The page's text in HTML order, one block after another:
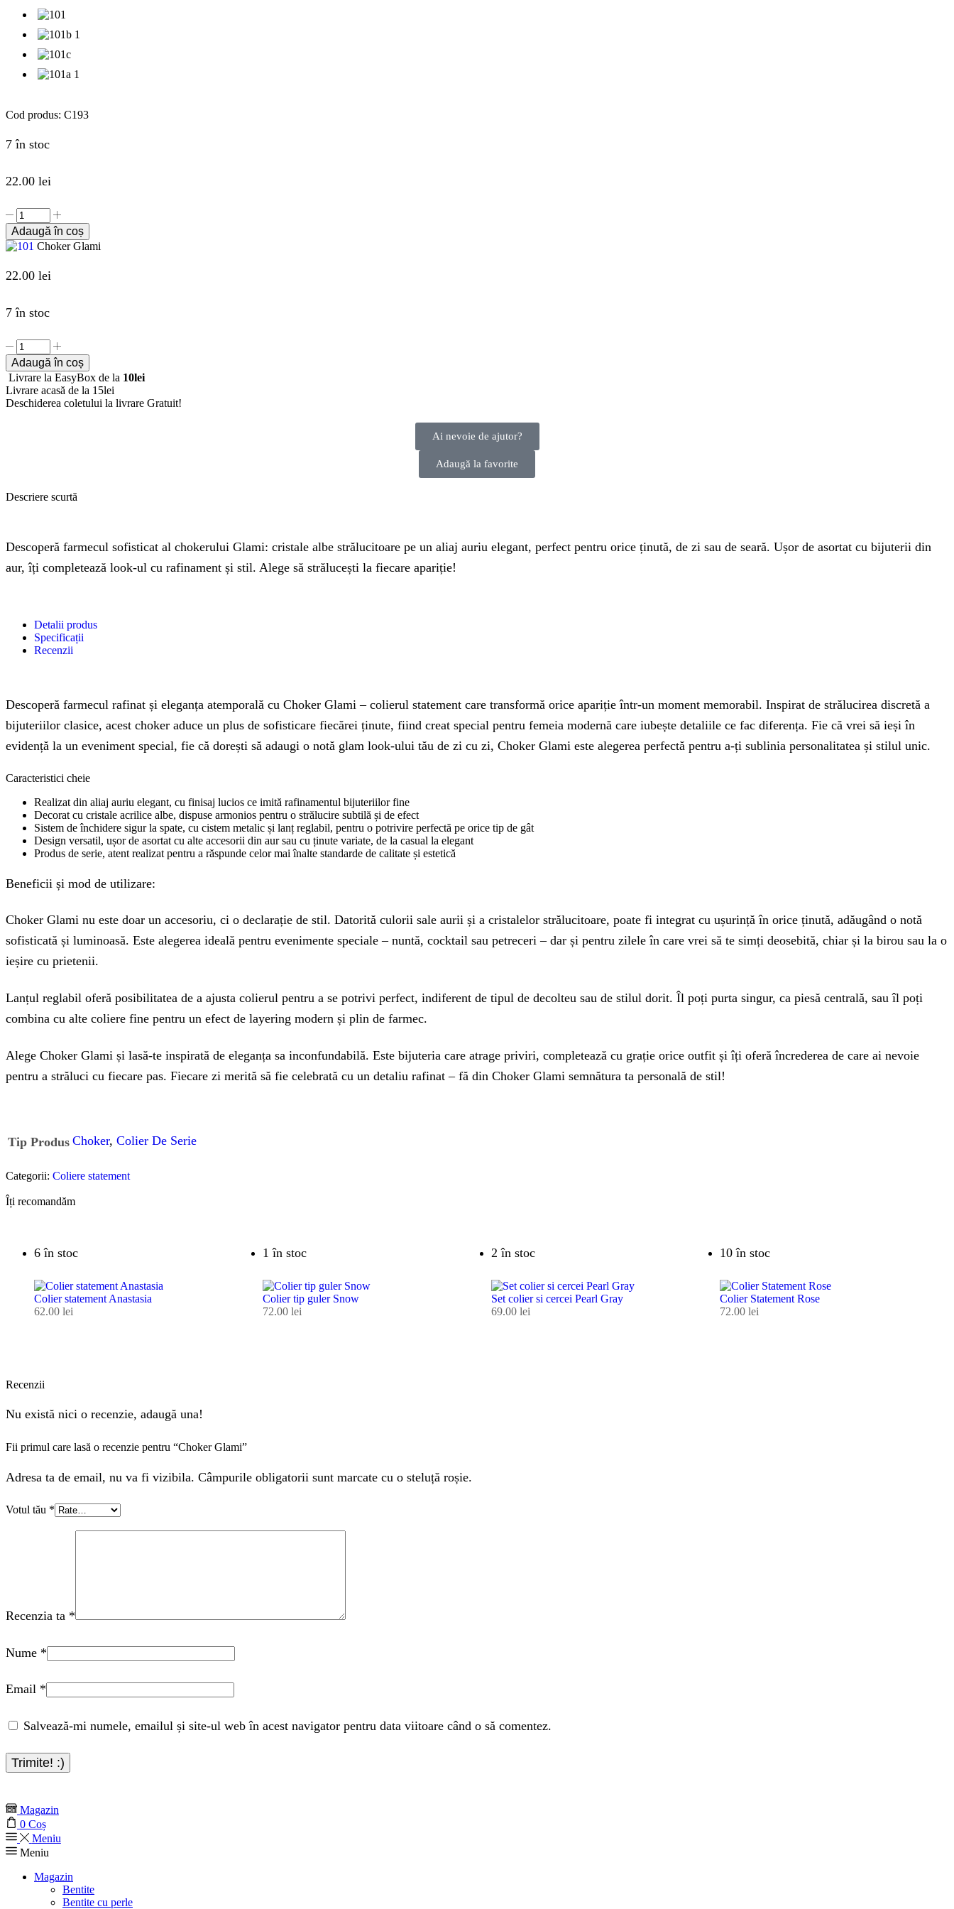
Cod produs: C193
7 în stoc
22.00 lei
Adaugă în coș
Choker Glami
22.00 lei
7 în stoc
Adaugă în coș
Livrare la EasyBox de la 10lei
Livrare acasă de la 15lei
Deschiderea coletului la livrare Gratuit!
Ai nevoie de ajutor?
Adaugă la favorite
Descriere scurtă
Descoperă farmecul sofisticat al chokerului Glami: cristale albe strălucitoare pe un aliaj auriu elegant, perfect pentru orice ținută, de zi sau de seară. Ușor de asortat cu bijuterii din
aur, îți completează look-ul cu rafinament și stil. Alege să strălucești la fiecare apariție!
Detalii produs
Specificații
Recenzii
Descoperă farmecul rafinat și eleganța atemporală cu Choker Glami – colierul statement care transformă orice apariție într-un moment memorabil. Inspirat de strălucirea discretă a
bijuteriilor clasice, acest choker aduce un plus de sofisticare fiecărei ținute, fiind creat special pentru femeia modernă care iubește detaliile ce fac diferența. Fie că vrei să ieși în
evidență la un eveniment special, fie că dorești să adaugi o notă glam look-ului tău de zi cu zi, Choker Glami este alegerea perfectă pentru a-ți sublinia personalitatea și stilul unic.
Caracteristici cheie
Realizat din aliaj auriu elegant, cu finisaj lucios ce imită rafinamentul bijuteriilor fine
Decorat cu cristale acrilice albe, dispuse armonios pentru o strălucire subtilă și de efect
Sistem de închidere sigur la spate, cu cistem metalic și lanț reglabil, pentru o potrivire perfectă pe orice tip de gât
Design versatil, ușor de asortat cu alte accesorii din aur sau cu ținute variate, de la casual la elegant
Produs de serie, atent realizat pentru a răspunde celor mai înalte standarde de calitate și estetică
Beneficii și mod de utilizare:
Choker Glami nu este doar un accesoriu, ci o declarație de stil. Datorită culorii sale aurii și a cristalelor strălucitoare, poate fi integrat cu ușurință în orice ținută, adăugând o notă
sofisticată și luminoasă. Este alegerea ideală pentru evenimente speciale – nuntă, cocktail sau petreceri – dar și pentru zilele în care vrei să te simți deosebită, chiar și la birou sau la o
ieșire cu prietenii.
Lanțul reglabil oferă posibilitatea de a ajusta colierul pentru a se potrivi perfect, indiferent de tipul de decolteu sau de stilul dorit. Îl poți purta singur, ca piesă centrală, sau îl poți
combina cu alte coliere fine pentru un efect de layering modern și plin de farmec.
Alege Choker Glami și lasă-te inspirată de eleganța sa inconfundabilă. Este bijuteria care atrage priviri, completează cu grație orice outfit și îți oferă încrederea de care ai nevoie
pentru a străluci cu fiecare pas. Fiecare zi merită să fie celebrată cu un detaliu rafinat – fă din Choker Glami semnătura ta personală de stil!
Tip Produs Choker, Colier De Serie
Categorii: Coliere statement
Îți recomandăm
6 în stoc
Colier statement Anastasia
62.00 lei
1 în stoc
Colier tip guler Snow
72.00 lei
2 în stoc
Set colier si cercei Pearl Gray
69.00 lei
10 în stoc
Colier Statement Rose
72.00 lei
Recenzii
Nu există nici o recenzie, adaugă una!
Fii primul care lasă o recenzie pentru “Choker Glami”
Adresa ta de email, nu va fi vizibila. Câmpurile obligatorii sunt marcate cu o steluță roșie.
Votul tău *
Recenzia ta *
Nume *
Email *
Salvează-mi numele, emailul și site-ul web în acest navigator pentru data viitoare când o să comentez.
Magazin
0 Coș
Meniu
Meniu
Magazin
Bentite
Bentite cu perle